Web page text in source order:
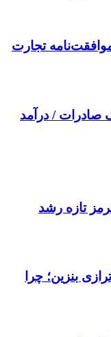
تجارت
صادرات / درآمد
تازه رشد
بنزین؛ چرا